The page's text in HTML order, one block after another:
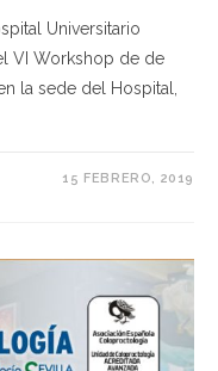
Universitario
VI Workshop de de
la sede del Hospital,
15 FEBRERO, 2019